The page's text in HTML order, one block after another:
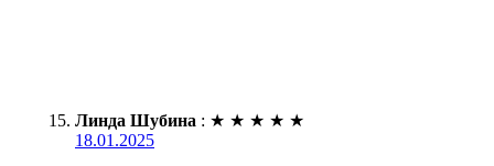
Линда Шубина : ★ ★ ★ ★ ★
18.01.2025